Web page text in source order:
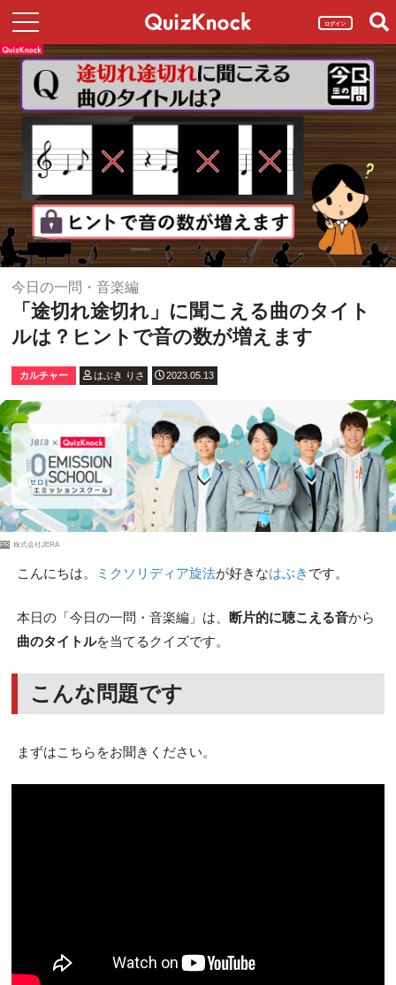
ログイン
今日の一問・音楽編
「途切れ途切れ」に聞こえる曲のタイト
ルは？ヒントで音の数が増えます
カルチャー はぶき りさ 2023.05.13
PR 株式会社JERA
こんにちは。 ミクソリディア旋法が好きなはぶき です。
本日の「今日の一問・音楽編」は、 断片的に聴こえる音から
曲のタイトルを当てるクイズです。
こんな問題です
まずはこちらをお聞きください。